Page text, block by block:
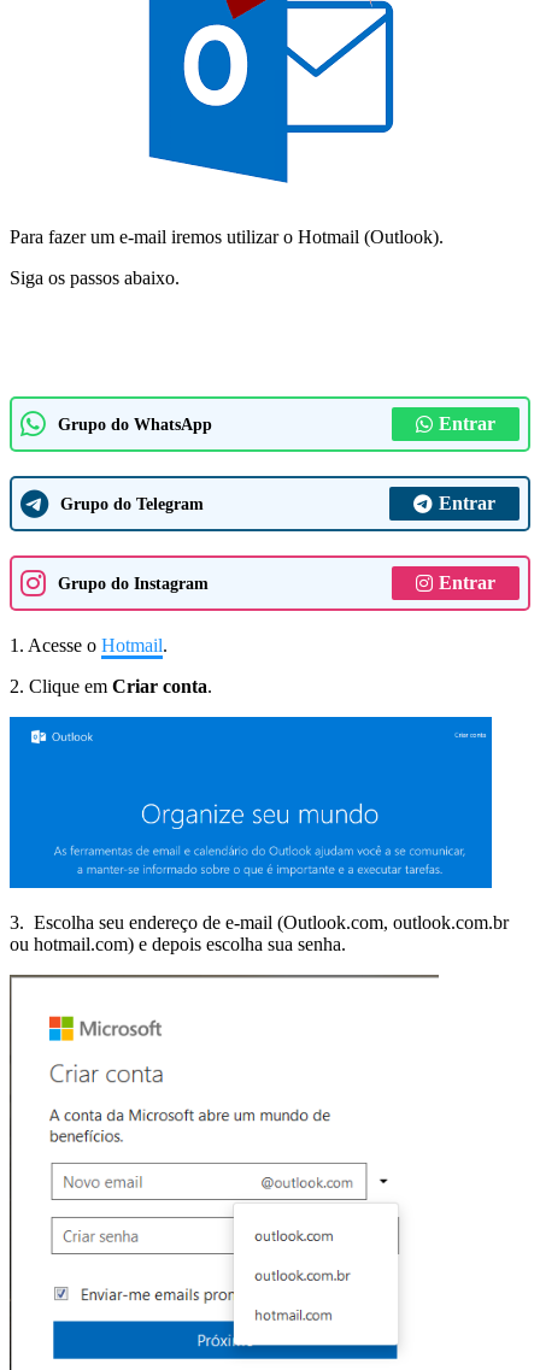
Para fazer um e-mail iremos utilizar o Hotmail (Outlook).
Siga os passos abaixo.
Grupo do WhatsApp Entrar
Grupo do Telegram Entrar
Grupo do Instagram Entrar
1. Acesse o Hotmail.
2. Clique em Criar conta.
3. Escolha seu endereço de e-mail (Outlook.com, outlook.com.br
ou hotmail.com) e depois escolha sua senha.